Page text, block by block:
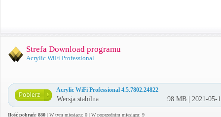
Strefa Download programu
Acrylic WiFi Professional
Acrylic WiFi Professional 4.5.7802.24822
Wersja stabilna 98 MB | 2021-05-
Ilość pobrań: 880 | W tym miesiącu: 0 | W poprzednim miesiącu: 9